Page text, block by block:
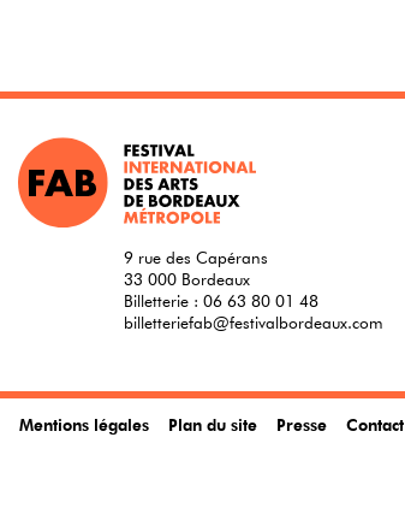
9 rue des Capérans
33 000 Bordeaux
Billetterie : 06 63 80 01 48
billetteriefab@festivalbordeaux.com
Mentions légales Plan du site Presse Contact